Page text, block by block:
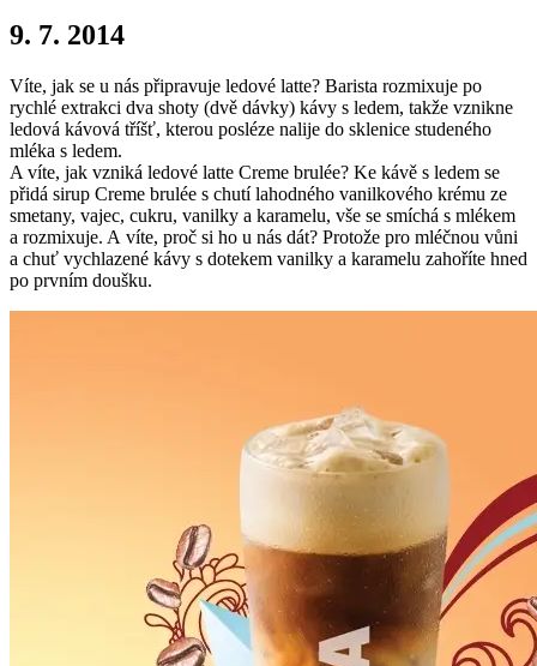
9. 7. 2014
Víte, jak se u nás připravuje ledové latte? Barista rozmixuje po
rychlé extrakci dva shoty (dvě dávky) kávy s ledem, takže vznikne
ledová kávová tříšť, kterou posléze nalije do sklenice studeného
mléka s ledem.
A víte, jak vzniká ledové latte Creme brulée? Ke kávě s ledem se
přidá sirup Creme brulée s chutí lahodného vanilkového krému ze
smetany, vajec, cukru, vanilky a karamelu, vše se smíchá s mlékem
a rozmixuje. A víte, proč si ho u nás dát? Protože pro mléčnou vůni
a chuť vychlazené kávy s dotekem vanilky a karamelu zahoříte hned
po prvním doušku.